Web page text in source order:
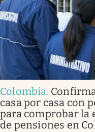
Colombia.
casa por casa con
para comprobar la
de pensiones en